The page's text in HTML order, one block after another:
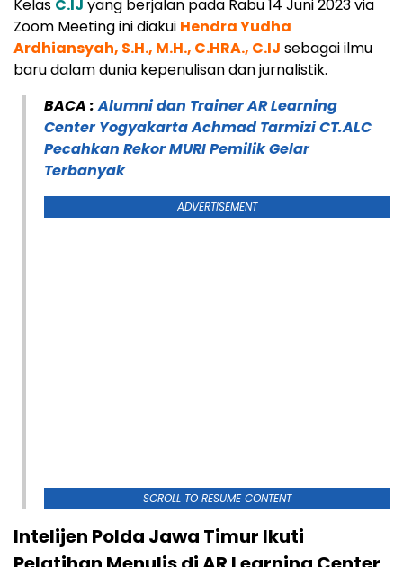
Kelas C.IJ yang berjalan pada Rabu 14 Juni 2023 via
Zoom Meeting ini diakui Hendra Yudha
Ardhiansyah, S.H., M.H., C.HRA., C.IJ sebagai ilmu
baru dalam dunia kepenulisan dan jurnalistik.
BACA :Alumni dan Trainer AR Learning
Center Yogyakarta Achmad Tarmizi CT.ALC
Pecahkan Rekor MURI Pemilik Gelar
Terbanyak
ADVERTISEMENT
SCROLL TO RESUME CONTENT
Intelijen Polda Jawa Timur Ikuti